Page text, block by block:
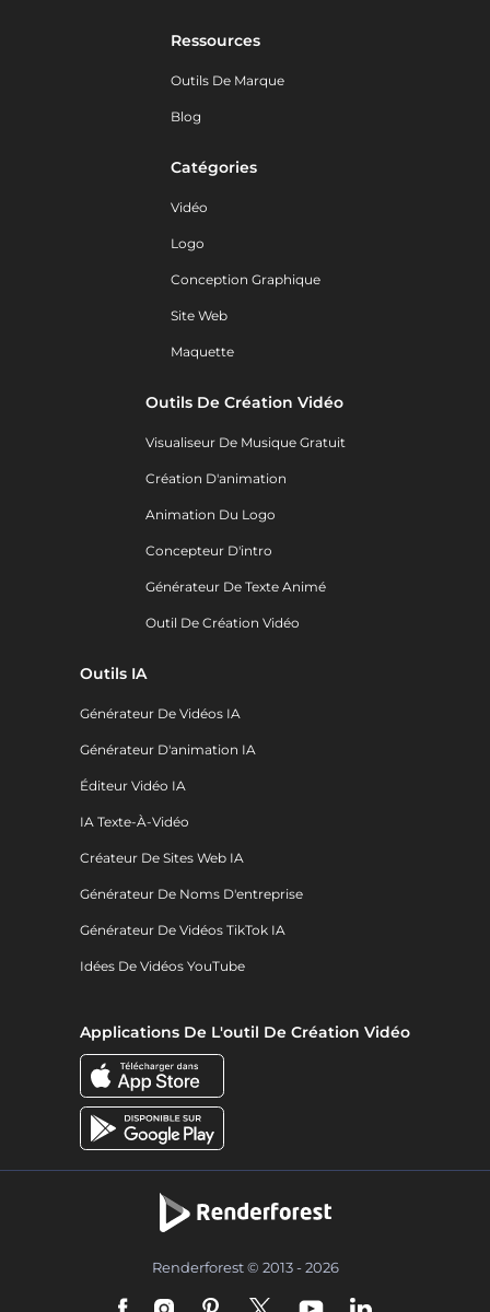
Ressources
Outils De Marque
Blog
Catégories
Vidéo
Logo
Conception Graphique
Site Web
Maquette
Outils De Création Vidéo
Visualiseur De Musique Gratuit
Création D'animation
Animation Du Logo
Concepteur D'intro
Générateur De Texte Animé
Outil De Création Vidéo
Outils IA
Générateur De Vidéos IA
Générateur D'animation IA
Éditeur Vidéo IA
IA Texte-À-Vidéo
Créateur De Sites Web IA
Générateur De Noms D'entreprise
Générateur De Vidéos TikTok IA
Idées De Vidéos YouTube
Applications De L'outil De Création Vidéo
Renderforest © 2013 - 2026